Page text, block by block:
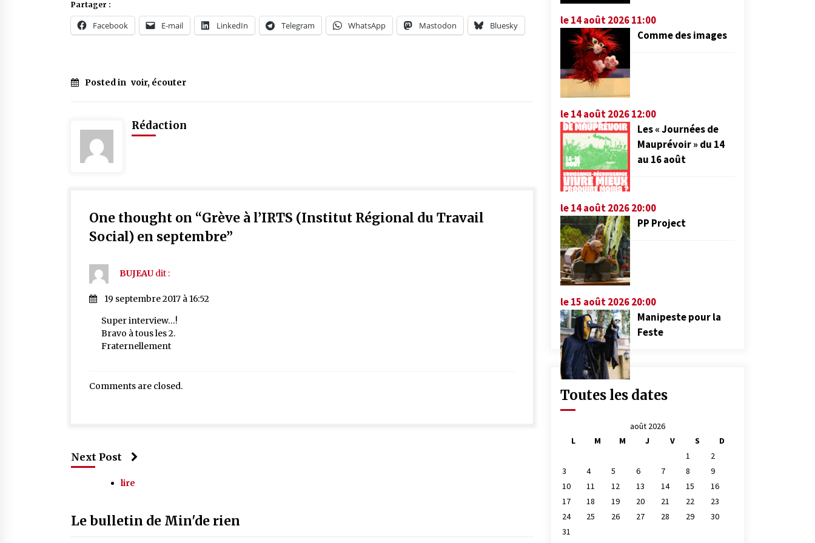
Partager :
Facebook E-mail LinkedIn Telegram WhatsApp Mastodon Bluesky
Posted in voir, écouter
Rédaction
One thought on “Grève à l’IRTS (Institut Régional du Travail
Social) en septembre”
BUJEAU dit :
19 septembre 2017 à 16:52
Super interview…!
Bravo à tous les 2.
Fraternellement
Comments are closed.
Next Post
lire
Le bulletin de Min'de rien
le 14 août 2026 11:00
Comme des images
le 14 août 2026 12:00
Les « Journées de
Mauprévoir » du 14
au 16 août
le 14 août 2026 20:00
PP Project
le 15 août 2026 20:00
Manipeste pour la
Feste
Toutes les dates
août 2026
L
M M J V S
D
1
2
3
4 5 6 7 8
9
10
11 12 13 14 15
16
17
18 19 20 21 22
23
24
25 26 27 28 29
30
31